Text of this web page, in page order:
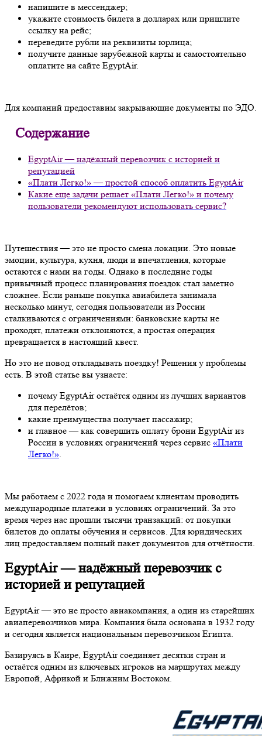
напишите в мессенджер;
укажите стоимость билета в долларах или пришлите
ссылку на рейс;
переведите рубли на реквизиты юрлица;
получите данные зарубежной карты и самостоятельно
оплатите на сайте EgyptAir.
Для компаний предоставим закрывающие документы по ЭДО.
Содержание
EgyptAir — надёжный перевозчик с историей и
репутацией
«Плати Легко!» — простой способ оплатить EgyptAir
Какие еще задачи решает «Плати Легко!» и почему
пользователи рекомендуют использовать сервис?
Путешествия — это не просто смена локации. Это новые
эмоции, культура, кухня, люди и впечатления, которые
остаются с нами на годы. Однако в последние годы
привычный процесс планирования поездок стал заметно
сложнее. Если раньше покупка авиабилета занимала
несколько минут, сегодня пользователи из России
сталкиваются с ограничениями: банковские карты не
проходят, платежи отклоняются, а простая операция
превращается в настоящий квест.
Но это не повод откладывать поездку! Решения у проблемы
есть. В этой статье вы узнаете:
почему EgyptAir остаётся одним из лучших вариантов
для перелётов;
какие преимущества получает пассажир;
и главное — как совершить оплату брони EgyptAir из
России в условиях ограничений через сервис «Плати
Легко!»
Мы работаем с 2022 года и помогаем клиентам проводить
международные платежи в условиях ограничений. За это
время через нас прошли тысячи транзакций: от покупки
билетов до оплаты обучения и сервисов. Для юридических
лиц предоставляем полный пакет документов для отчётности.
EgyptAir — надёжный перевозчик с
историей и репутацией
EgyptAir — это не просто авиакомпания, а один из старейших
авиаперевозчиков мира. Компания была основана в 1932 году
и сегодня является национальным перевозчиком Египта.
Базируясь в Каире, EgyptAir соединяет десятки стран и
остаётся одним из ключевых игроков на маршрутах между
Европой, Африкой и Ближним Востоком.